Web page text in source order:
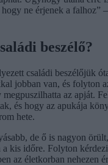
ne érjenek a falhoz”
beszélő?
családi beszélőjük
jobban van, és folyton
az apját.
és hogy az apukája
hete.
de ő is nagyon
a kis időre. Folyton
az életkorban nehezen